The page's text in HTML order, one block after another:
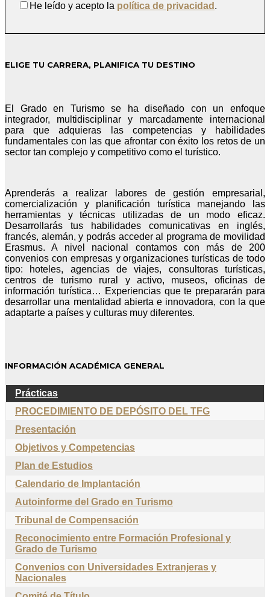
He leído y acepto la política de privacidad .
ELIGE TU CARRERA, PLANIFICA TU DESTINO
El Grado en Turismo se ha diseñado con un enfoque
integrador, multidisciplinar y marcadamente internacional
para que adquieras las competencias y habilidades
fundamentales con las que afrontar con éxito los retos de un
sector tan complejo y competitivo como el turístico.
Aprenderás a realizar labores de gestión empresarial,
comercialización y planificación turística manejando las
herramientas y técnicas utilizadas de un modo eficaz.
Desarrollarás tus habilidades comunicativas en inglés,
francés, alemán, y podrás acceder al programa de movilidad
Erasmus. A nivel nacional contamos con más de 200
convenios con empresas y organizaciones turísticas de todo
tipo: hoteles, agencias de viajes, consultoras turísticas,
centros de turismo rural y activo, museos, oficinas de
información turística… Experiencias que te prepararán para
desarrollar una mentalidad abierta e innovadora, con la que
adaptarte a países y culturas muy diferentes.
INFORMACIÓN ACADÉMICA GENERAL
Prácticas
PROCEDIMIENTO DE DEPÓSITO DEL TFG
Presentación
Objetivos y Competencias
Plan de Estudios
Calendario de Implantación
Autoinforme del Grado en Turismo
Tribunal de Compensación
Reconocimiento entre Formación Profesional y
Grado de Turismo
Convenios con Universidades Extranjeras y
Nacionales